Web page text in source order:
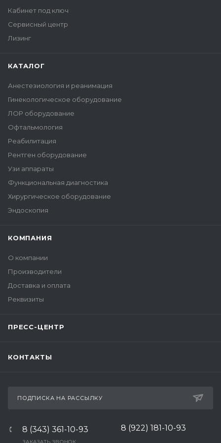
Кабинет под ключ
Сервисный центр
Лизинг
КАТАЛОГ
Анестезиология и реанимация
Гинекологическое оборудование
ЛОР оборудование
Офтальмология
Реабилитация
Рентген оборудование
Узи аппараты
Функциональная диагностика
Хирургическое оборудование
Эндоскопия
КОМПАНИЯ
О компании
Производители
Доставка и оплата
Реквизиты
ПРЕСС-ЦЕНТР
КОНТАКТЫ
ПОДПИСКА НА РАССЫЛКУ
8 (343) 361-10-93 8 (922) 181-10-93